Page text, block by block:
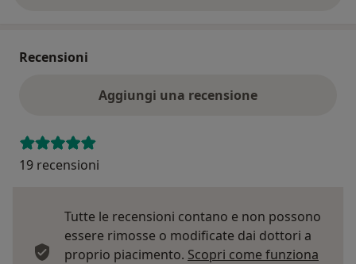
Recensioni
Aggiungi una recensione
19 recensioni
Tutte le recensioni contano e non possono
essere rimosse o modificate dai dottori a
proprio piacimento. Scopri come funziona